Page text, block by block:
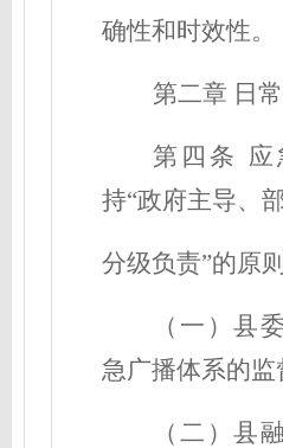
确性和时效性。
第二章 日
第 四条 应
持“政府主导、
分级负责”的原则
（一）县
急广播体系的监
（二）县